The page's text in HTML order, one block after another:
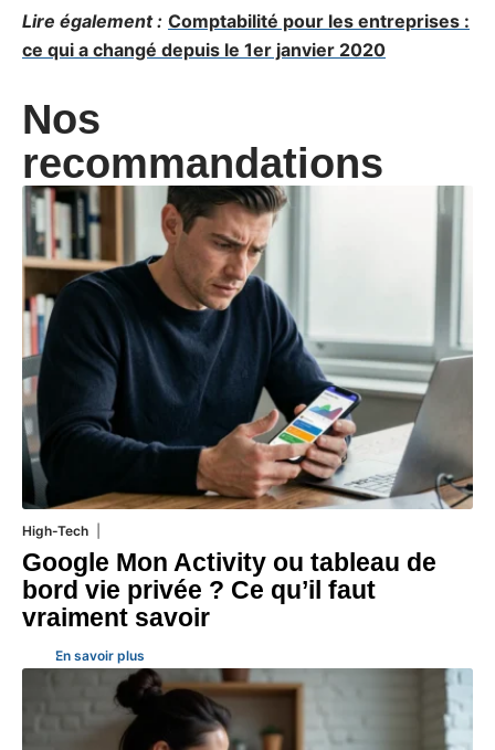
Lire également : Comptabilité pour les entreprises :
ce qui a changé depuis le 1er janvier 2020
Nos
recommandations
High-Tech
Google Mon Activity ou tableau de
bord vie privée ? Ce qu’il faut
vraiment savoir
En savoir plus